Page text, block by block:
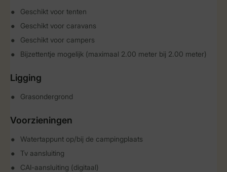
Geschikt voor tenten
Geschikt voor caravans
Geschikt voor campers
Bijzettentje mogelijk (maximaal 2.00 meter bij 2.00 meter)
Ligging
Grasondergrond
Voorzieningen
Watertappunt op/bij de campingplaats
Tv aansluiting
CAI-aansluiting (digitaal)